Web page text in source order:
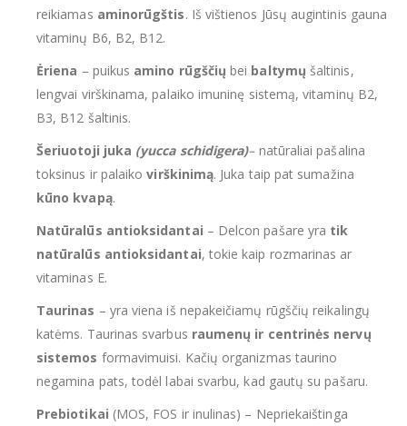
reikiamas aminorūgštis. Iš vištienos Jūsų augintinis gauna
vitaminų B6, B2, B12.
Ėriena – puikus amino rūgščių bei baltymų šaltinis,
lengvai virškinama, palaiko imuninę sistemą, vitaminų B2,
B3, B12 šaltinis.
Šeriuotoji juka (yucca schidigera)– natūraliai pašalina
toksinus ir palaikovirškinimą. Juka taip pat sumažina
kūno kvapą.
Natūralūs antioksidantai – Delcon pašare yra tik
natūralūs antioksidantai, tokie kaip rozmarinas ar
vitaminas E.
Taurinas – yra viena iš nepakeičiamų rūgščių reikalingų
katėms. Taurinas svarbus raumenų ir centrinės nervų
sistemos formavimuisi. Kačių organizmas taurino
negamina pats, todėl labai svarbu, kad gautų su pašaru.
Prebiotikai (MOS, FOS ir inulinas) – Nepriekaištinga